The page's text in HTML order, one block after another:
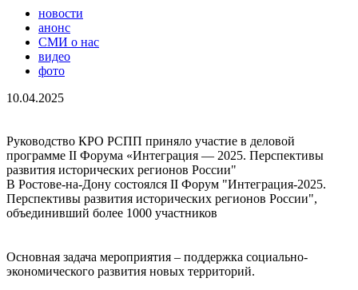
новости
анонс
СМИ о нас
видео
фото
10.04.2025
Руководство КРО РСПП приняло участие в деловой
программе II Форума «Интеграция — 2025. Перспективы
развития исторических регионов России"
В Ростове-на-Дону состоялся II Форум "Интеграция-2025.
Перспективы развития исторических регионов России",
объединивший более 1000 участников
Основная задача мероприятия – поддержка социально-
экономического развития новых территорий.